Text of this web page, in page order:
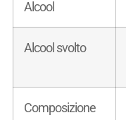
Alcool
Alcool svolto
Composizione